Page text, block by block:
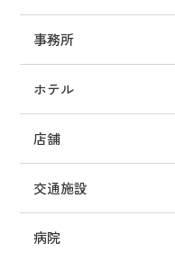
事務所
ホテル
店舗
交通施設
病院